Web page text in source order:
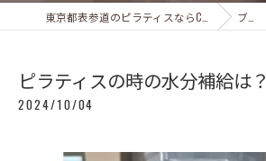
ブログ
ピラティスの時の水分補給は？
2024/10/04